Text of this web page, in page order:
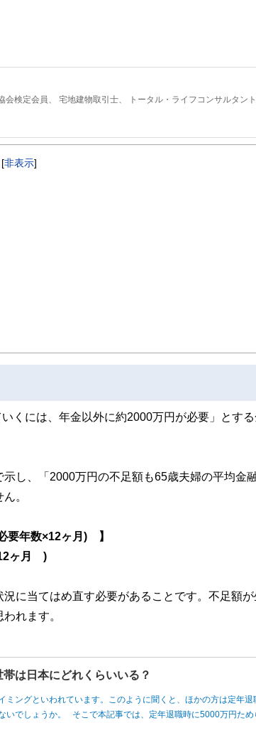
検定会員、 宅地建物取引士、 トータル・ライフコンサルタン
資産運用・財産管理コンサルティング・サービスのほか、生命
[非表示]
くには、年金以外に約2000万円が必要」とす
し、「2000万円の不足額も65歳夫婦の平均金
。
要年数×12ヶ月) 】
ヶ月 )
に当てはめ直す必要があることです。不足額
れます。
は日本にどれくらいいる？
ミングといわれています。このように聞くと、ほかの方は定年退
いでしょうか。 そこで本記事では、定年退職時に5000万円ため